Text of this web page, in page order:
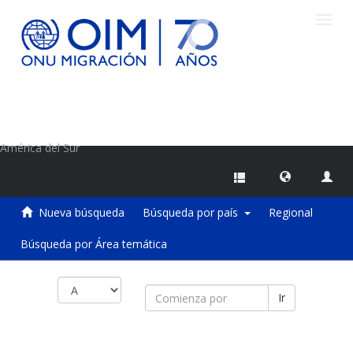
América del Sur
Nueva búsqueda Búsqueda por país Regional
Búsqueda por Área temática
Ir